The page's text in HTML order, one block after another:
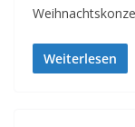
Weiterlesen